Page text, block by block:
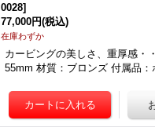
0028]
77,000円(税込)
在庫わずか
カービングの美しさ、重厚感・
55mm 材質：ブロンズ 付属品